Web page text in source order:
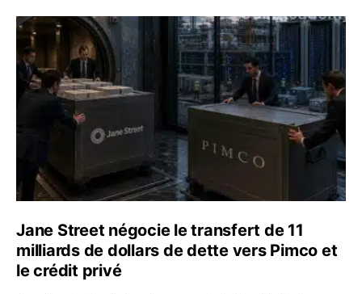
Jane Street négocie le transfert de 11 milliards de
Jane Street négocie le transfert de 11
milliards de dollars de dette vers Pimco et
le crédit privé